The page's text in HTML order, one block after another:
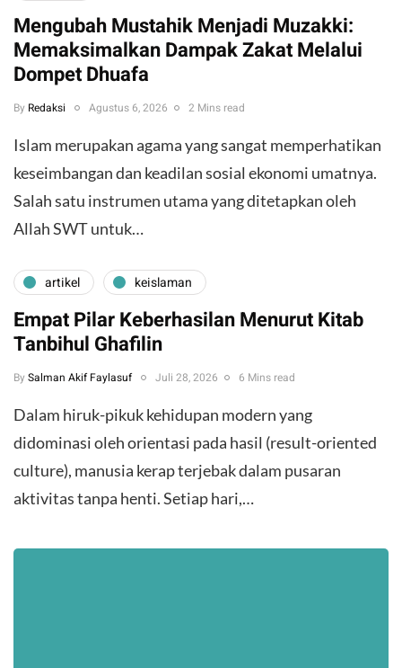
Mengubah Mustahik Menjadi Muzakki:
Memaksimalkan Dampak Zakat Melalui
Dompet Dhuafa
By Redaksi Agustus 6, 2026 2 Mins read
Islam merupakan agama yang sangat memperhatikan
keseimbangan dan keadilan sosial ekonomi umatnya.
Salah satu instrumen utama yang ditetapkan oleh
Allah SWT untuk…
artikel keislaman
Empat Pilar Keberhasilan Menurut Kitab
Tanbihul Ghafilin
By Salman Akif Faylasuf Juli 28, 2026 6 Mins read
Dalam hiruk-pikuk kehidupan modern yang
didominasi oleh orientasi pada hasil (result-oriented
culture), manusia kerap terjebak dalam pusaran
aktivitas tanpa henti. Setiap hari,…